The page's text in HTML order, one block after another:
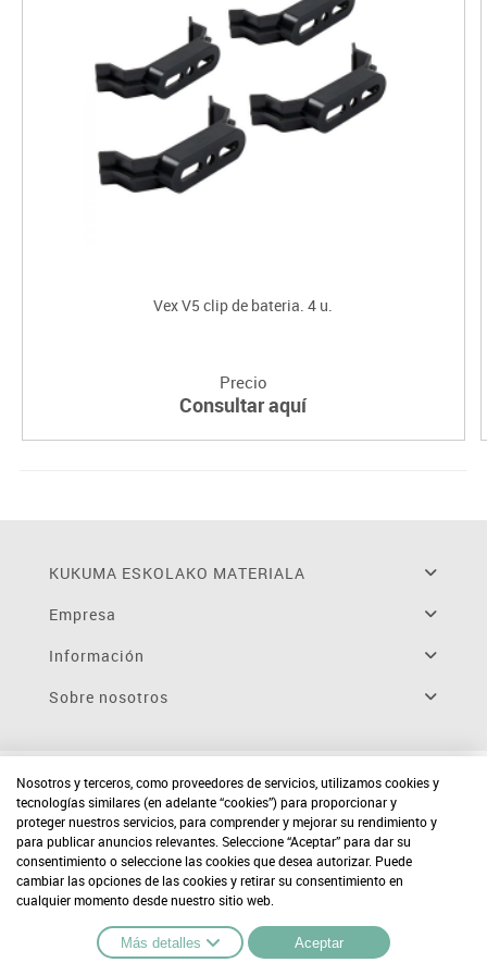
Vex V5 clip de bateria. 4 u.
Precio
Consultar aquí
KUKUMA ESKOLAKO MATERIALA
Empresa
Información
Sobre nosotros
Nosotros y terceros, como proveedores de servicios, utilizamos cookies y
tecnologías similares (en adelante “cookies”) para proporcionar y
proteger nuestros servicios, para comprender y mejorar su rendimiento y
para publicar anuncios relevantes. Seleccione “Aceptar” para dar su
consentimiento o seleccione las cookies que desea autorizar. Puede
cambiar las opciones de las cookies y retirar su consentimiento en
cualquier momento desde nuestro sitio web.
Más detalles Aceptar